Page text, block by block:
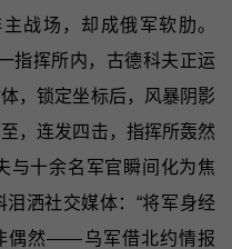
战场，却成俄军软肋。
指挥所内，古德科夫正运
，锁定坐标后，风暴阴影
，连发四击，指挥所轰然
与十余名军官瞬间化为焦
洒社交媒体：“将军身经
偶然——乌军借北约情报